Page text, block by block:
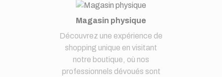
Magasin physique
Découvrez une expérience de
shopping unique en visitant
notre boutique, où nos
professionnels dévoués sont